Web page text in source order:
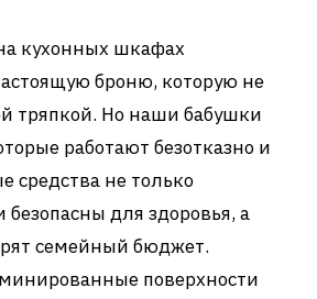
кухонных шкафах
броню, которую не
тряпкой. Но наши бабушки
работают безотказно и
средства не только
для здоровья, а
семейный бюджет.
поверхности